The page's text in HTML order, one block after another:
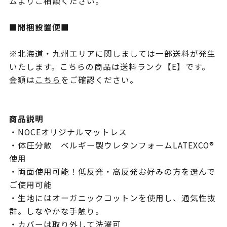
■開梱設置便■
※北海道・九州エリアに関しましては一部送料が発生
いたします。こちらの商品は送料ランク【E】です。
金額はこちらをご確認ください。
商品説明
・NOCEオリジナルマットレス
・体圧分散 ベルギー製ウレタンフォームLATEXCO®
使用
・両面使用可能！低反発・高反発お好みの方を選んで
ご使用可能
・生地にはオーガニックコットンを使用し、通気性抜
群。しなやかな手触り。
・カバーは取り外して洗濯可